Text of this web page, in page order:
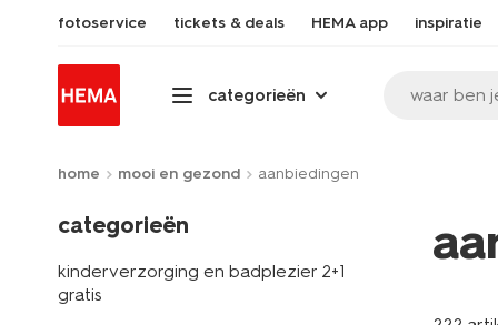
fotoservice tickets & deals HEMA app inspiratie
categorieën waar ben
home mooi en gezond aanbiedingen
categorieën
kinderverzorging en badplezier 2+1
gratis